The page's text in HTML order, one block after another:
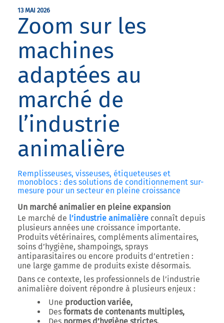
13 MAI 2026
Zoom sur les
machines
adaptées au
marché de
l’industrie
animalière
Remplisseuses, visseuses, étiqueteuses et
monoblocs : des solutions de conditionnement sur-
mesure pour un secteur en pleine croissance
Un marché animalier en pleine expansion
Le marché de l’industrie animalière connaît depuis
plusieurs années une croissance importante.
Produits vétérinaires, compléments alimentaires,
soins d’hygiène, shampoings, sprays
antiparasitaires ou encore produits d’entretien :
une large gamme de produits existe désormais.
Dans ce contexte, les professionnels de l’industrie
animalière doivent répondre à plusieurs enjeux :
Une production variée,
Des formats de contenants multiples,